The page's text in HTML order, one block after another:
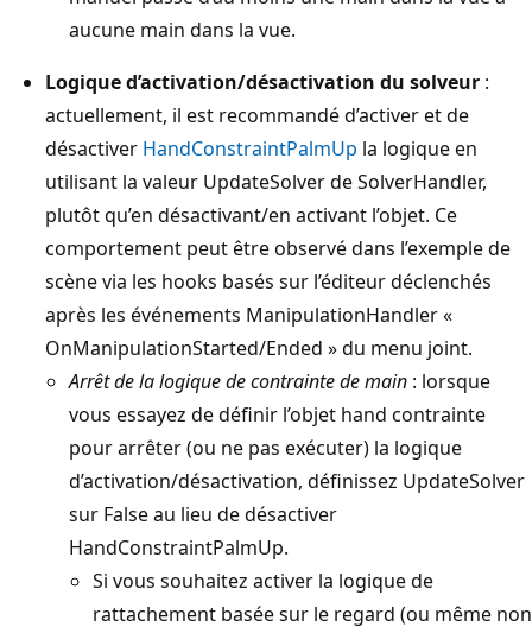
aucune main dans la vue.
Logique d’activation/désactivation du solveur :
actuellement, il est recommandé d’activer et de
désactiver HandConstraintPalmUp la logique en
utilisant la valeur UpdateSolver de SolverHandler,
plutôt qu’en désactivant/en activant l’objet. Ce
comportement peut être observé dans l’exemple de
scène via les hooks basés sur l’éditeur déclenchés
après les événements ManipulationHandler «
OnManipulationStarted/Ended » du menu joint.
Arrêt de la logique de contrainte de main : lorsque
vous essayez de définir l’objet hand contrainte
pour arrêter (ou ne pas exécuter) la logique
d’activation/désactivation, définissez UpdateSolver
sur False au lieu de désactiver
HandConstraintPalmUp.
Si vous souhaitez activer la logique de
rattachement basée sur le regard (ou même non